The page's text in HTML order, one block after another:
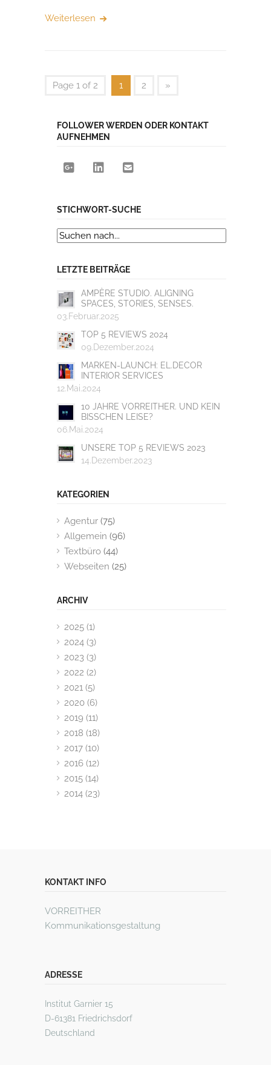
Weiterlesen
Page 1 of 2 1 2 »
FOLLOWER WERDEN ODER KONTAKT
AUFNEHMEN
STICHWORT-SUCHE
LETZTE BEITRÄGE
AMPÈRE STUDIO. ALIGNING
SPACES, STORIES, SENSES.
03.Februar.2025
TOP 5 REVIEWS 2024
09.Dezember.2024
MARKEN-LAUNCH: EL.DECOR
INTERIOR SERVICES
12.Mai.2024
10 JAHRE VORREITHER. UND KEIN
BISSCHEN LEISE?
06.Mai.2024
UNSERE TOP 5 REVIEWS 2023
14.Dezember.2023
KATEGORIEN
Agentur (75)
Allgemein (96)
Textbüro (44)
Webseiten (25)
ARCHIV
2025 (1)
2024 (3)
2023 (3)
2022 (2)
2021 (5)
2020 (6)
2019 (11)
2018 (18)
2017 (10)
2016 (12)
2015 (14)
2014 (23)
KONTAKT INFO
VORREITHER
Kommunikationsgestaltung
ADRESSE
Institut Garnier 15
D-61381 Friedrichsdorf
Deutschland